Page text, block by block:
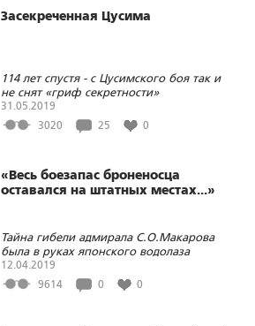
Засекреченная Цусима
114 лет спустя - с Цусимского боя так и
не снят «гриф секретности»
31.05.2019
3020
25 0
«Весь боезапас броненосца
оставался на штатных местах...»
Тайна гибели адмирала С.О.Макарова
была в руках японского водолаза
12.04.2019
9614
0 0